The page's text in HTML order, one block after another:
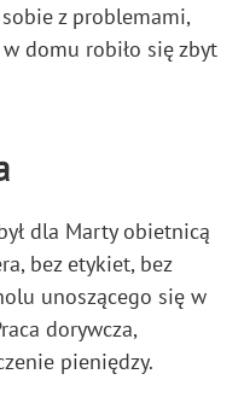
z problemami,
domu robiło się zbyt
dla Marty obietnicą
bez etykiet, bez
unoszącego się w
dorywcza,
pieniędzy.